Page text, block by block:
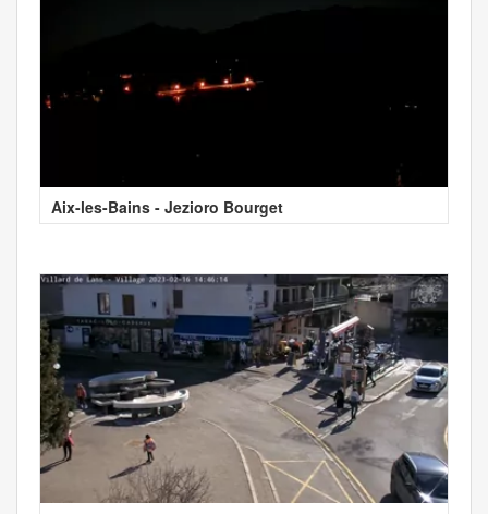
Aix-les-Bains - Jezioro Bourget